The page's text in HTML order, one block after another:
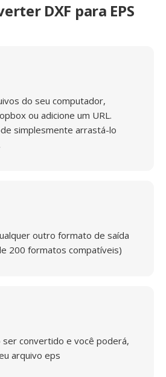
DXF para EPS
do seu computador,
ou adicione um URL.
simplesmente arrastá-lo
outro formato de saída
200 formatos compatíveis)
ser convertido e você poderá,
arquivo eps